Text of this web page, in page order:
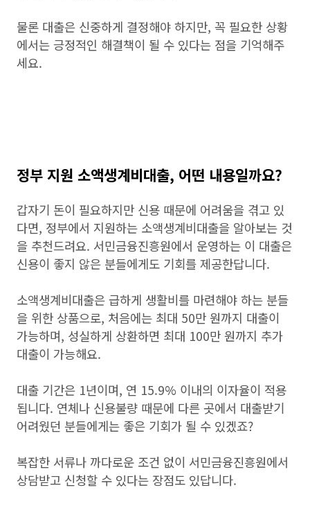
물론 대출은 신중하게 결정해야 하지만, 꼭 필요한 상황
에서는 긍정적인 해결책이 될 수 있다는 점을 기억해주
세요.
정부 지원 소액생계비대출, 어떤 내용일까요?
갑자기 돈이 필요하지만 신용 때문에 어려움을 겪고 있
다면, 정부에서 지원하는 소액생계비대출을 알아보는 것
을 추천드려요. 서민금융진흥원에서 운영하는 이 대출은
신용이 좋지 않은 분들에게도 기회를 제공한답니다.
소액생계비대출은 급하게 생활비를 마련해야 하는 분들
을 위한 상품으로, 처음에는 최대 50만 원까지 대출이
가능하며, 성실하게 상환하면 최대 100만 원까지 추가
대출이 가능해요.
대출 기간은 1년이며, 연 15.9% 이내의 이자율이 적용
됩니다. 연체나 신용불량 때문에 다른 곳에서 대출받기
어려웠던 분들에게는 좋은 기회가 될 수 있겠죠?
복잡한 서류나 까다로운 조건 없이 서민금융진흥원에서
상담받고 신청할 수 있다는 장점도 있답니다.